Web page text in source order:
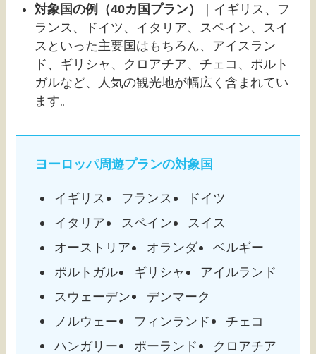
対象国の例（40カ国プラン）
｜イギリス、フ
ランス、ドイツ、イタリア、スペイン、スイ
スといった主要国はもちろん、アイスラン
ド、ギリシャ、クロアチア、チェコ、ポルト
ガルなど、人気の観光地が幅広く含まれてい
ます。
ヨーロッパ周遊プランの対象国
イギリス フランス
ドイツ
イタリア
スペイン
スイス
オーストリア
オランダ
ベルギー
ポルトガル
ギリシャ
アイルランド
スウェーデン
デンマーク
ノルウェー
フィンランド
チェコ
ハンガリー
ポーランド
クロアチア